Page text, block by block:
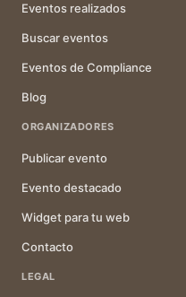
Eventos realizados
Buscar eventos
Eventos de Compliance
Blog
ORGANIZADORES
Publicar evento
Evento destacado
Widget para tu web
Contacto
LEGAL